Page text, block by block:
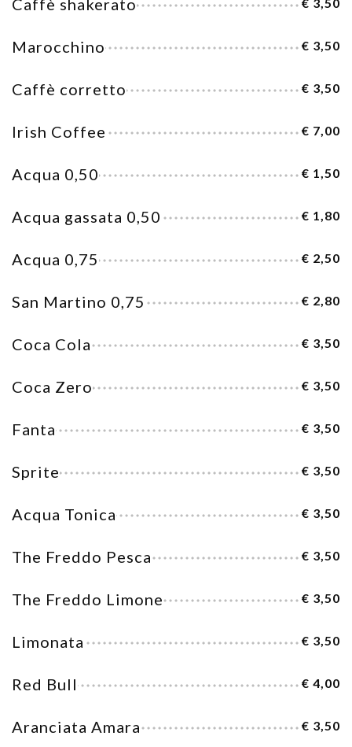
Caffè shakerato € 3,50
Marocchino € 3,50
Caffè corretto € 3,50
Irish Coffee € 7,00
Acqua 0,50 € 1,50
Acqua gassata 0,50 € 1,80
Acqua 0,75 € 2,50
San Martino 0,75 € 2,80
Coca Cola € 3,50
Coca Zero € 3,50
Fanta € 3,50
Sprite € 3,50
Acqua Tonica € 3,50
The Freddo Pesca € 3,50
The Freddo Limone € 3,50
Limonata € 3,50
Red Bull € 4,00
Aranciata Amara € 3,50